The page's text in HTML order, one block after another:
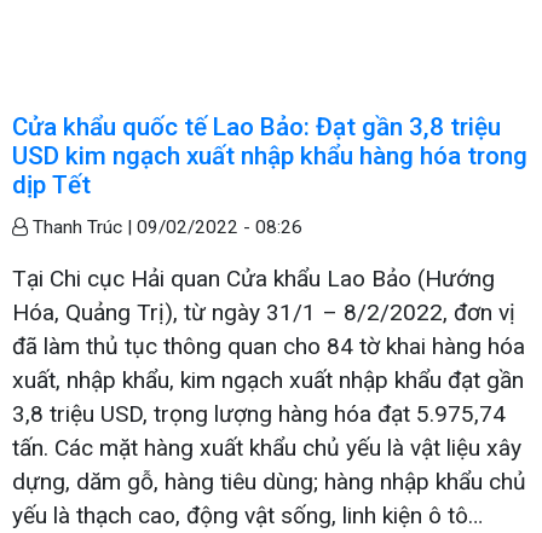
Cửa khẩu quốc tế Lao Bảo: Đạt gần 3,8 triệu
USD kim ngạch xuất nhập khẩu hàng hóa trong
dịp Tết
Thanh Trúc | 09/02/2022 - 08:26
Tại Chi cục Hải quan Cửa khẩu Lao Bảo (Hướng
Hóa, Quảng Trị), từ ngày 31/1 – 8/2/2022, đơn vị
đã làm thủ tục thông quan cho 84 tờ khai hàng hóa
xuất, nhập khẩu, kim ngạch xuất nhập khẩu đạt gần
3,8 triệu USD, trọng lượng hàng hóa đạt 5.975,74
tấn. Các mặt hàng xuất khẩu chủ yếu là vật liệu xây
dựng, dăm gỗ, hàng tiêu dùng; hàng nhập khẩu chủ
yếu là thạch cao, động vật sống, linh kiện ô tô…